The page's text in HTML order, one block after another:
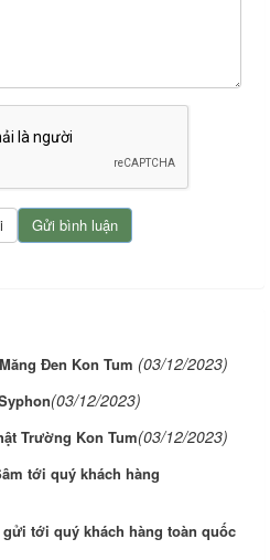
Đen Kon Tum (03/12/2023)
(03/12/2023)
Trường Kon Tum(03/12/2023)
tới quý khách hàng
tới quý khách hàng toàn quốc